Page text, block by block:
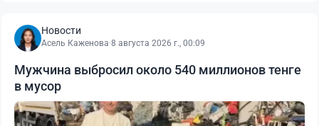
Новости
Асель Каженова·8 августа 2026 г., 00:09
Мужчина выбросил около 540 миллионов тенге
в мусор